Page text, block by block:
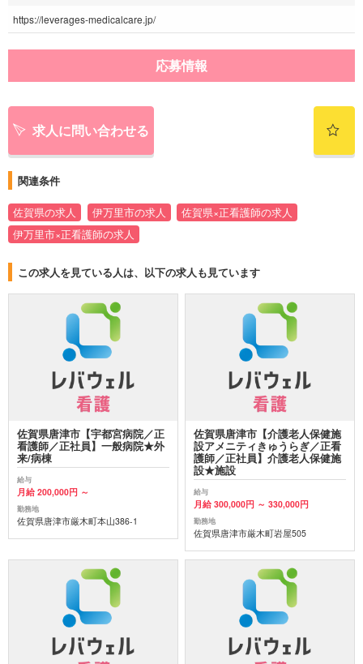
https://leverages-medicalcare.jp/
応募情報
求人に問い合わせる
関連条件
佐賀県の求人 伊万里市の求人
佐賀県×正看護師の求人
伊万里市×正看護師の求人
この求人を見ている人は、以下の求人も見ています
佐賀県唐津市【宇都宮病院／正
看護師／正社員】一般病院★外
来/病棟
給与
月給 200,000円 ～
勤務地
佐賀県唐津市厳木町本山386-1
佐賀県唐津市【介護老人保健施
設アメニティきゅうらぎ／正看
護師／正社員】介護老人保健施
設★施設
給与
月給 300,000円 ～ 330,000円
勤務地
佐賀県唐津市厳木町岩屋505